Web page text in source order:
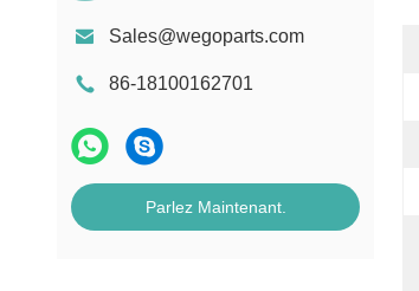
Sales@wegoparts.com
86-18100162701
Parlez Maintenant.